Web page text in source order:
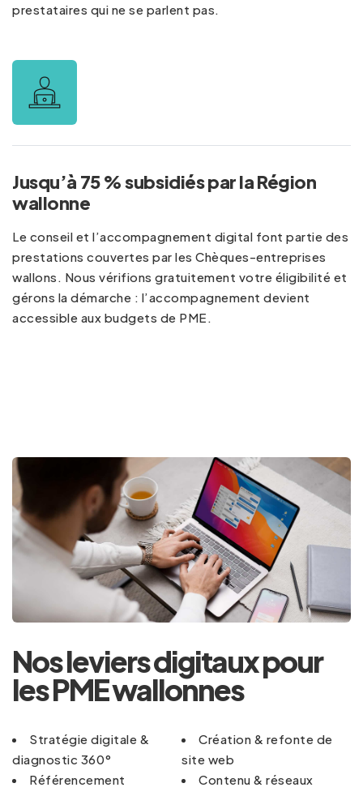
prestataires qui ne se parlent pas.
Jusqu’à 75 % subsidiés par la Région
wallonne
Le conseil et l’accompagnement digital font partie des
prestations couvertes par les Chèques-entreprises
wallons. Nous vérifions gratuitement votre éligibilité et
gérons la démarche : l’accompagnement devient
accessible aux budgets de PME.
Nos leviers digitaux pour
les PME wallonnes
Stratégie digitale &
diagnostic 360°
Référencement
Création & refonte de
site web
Contenu & réseaux